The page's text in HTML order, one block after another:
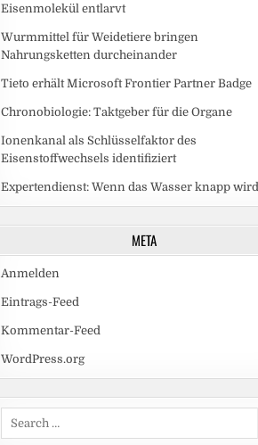
Eisenmolekül entlarvt
Wurmmittel für Weidetiere bringen
Nahrungsketten durcheinander
Tieto erhält Microsoft Frontier Partner Badge
Chronobiologie: Taktgeber für die Organe
Ionenkanal als Schlüsselfaktor des
Eisenstoffwechsels identifiziert
Expertendienst: Wenn das Wasser knapp wird
META
Anmelden
Eintrags-Feed
Kommentar-Feed
WordPress.org